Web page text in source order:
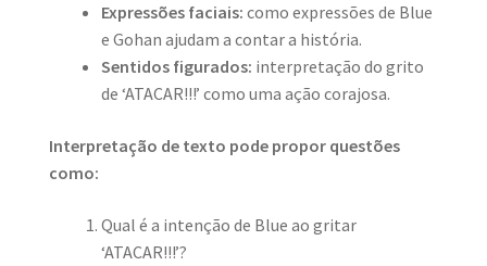
Expressões faciais: como expressões de Blue
e Gohan ajudam a contar a história.
Sentidos figurados: interpretação do grito
de ‘ATACAR!!!’ como uma ação corajosa.
Interpretação de texto pode propor questões
como:
Qual é a intenção de Blue ao gritar
‘ATACAR!!!’?